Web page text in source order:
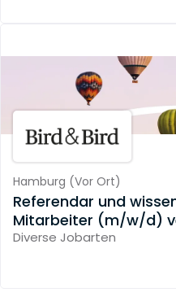
Hamburg (Vor Ort)
Referendar und
Mitarbeiter (m/w/d)
Diverse Jobarten